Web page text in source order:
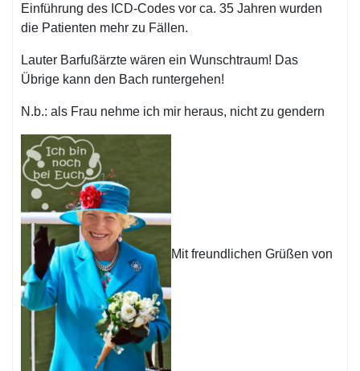
Einführung des ICD-Codes vor ca. 35 Jahren wurden
die Patienten mehr zu Fällen.
Lauter Barfußärzte wären ein Wunschtraum! Das
Übrige kann den Bach runtergehen!
N.b.: als Frau nehme ich mir heraus, nicht zu gendern
Mit freundlichen Grüßen von